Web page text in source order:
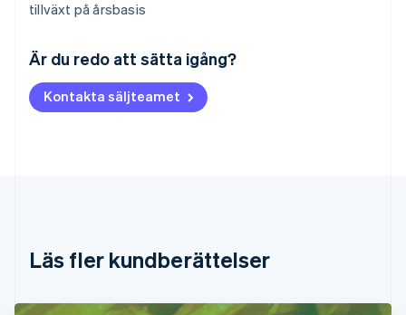
tillväxt på årsbasis
Är du redo att sätta igång?
Kontakta säljteamet
Läs fler kundberättelser
Belgien
NederlandsFrançaisDeutsch
Brasilien
PortuguêsEnglish
English